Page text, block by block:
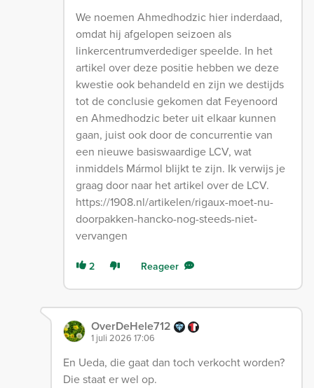
We noemen Ahmedhodzic hier inderdaad,
omdat hij afgelopen seizoen als
linkercentrumverdediger speelde. In het
artikel over deze positie hebben we deze
kwestie ook behandeld en zijn we destijds
tot de conclusie gekomen dat Feyenoord
en Ahmedhodzic beter uit elkaar kunnen
gaan, juist ook door de concurrentie van
een nieuwe basiswaardige LCV, wat
inmiddels Mármol blijkt te zijn. Ik verwijs je
graag door naar het artikel over de LCV.
https://1908.nl/artikelen/rigaux-moet-nu-
doorpakken-hancko-nog-steeds-niet-
vervangen
2 Reageer
OverDeHele712
1 juli 2026 17:06
En Ueda, die gaat dan toch verkocht worden?
Die staat er wel op.